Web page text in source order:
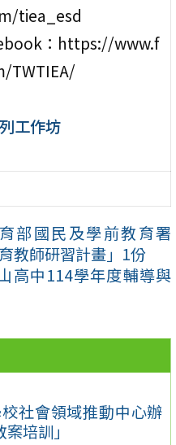
社會領域推動中心辦
培訓」
tiea_esd
：https://www.f
TWTIEA/
工作坊
部國民及學前教育署
教師研習計畫」1份
高中114學年度輔導與